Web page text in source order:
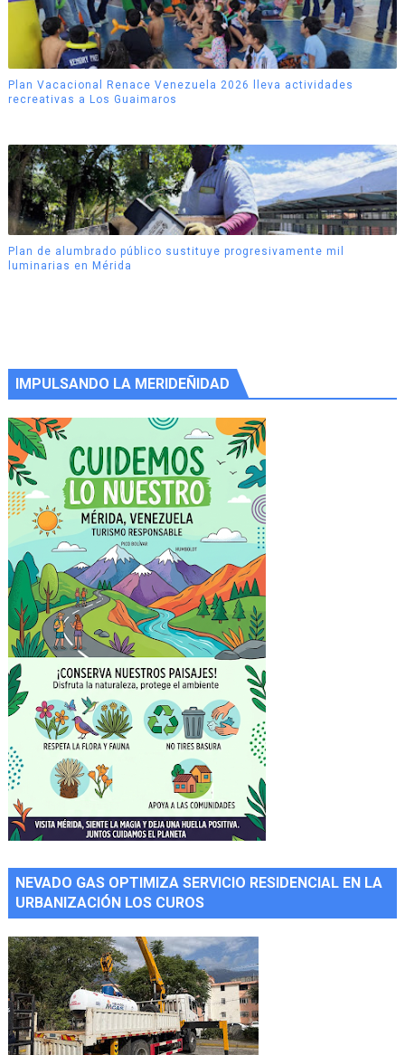
Plan Vacacional Renace Venezuela 2026 lleva actividades
recreativas a Los Guaimaros
Plan de alumbrado público sustituye progresivamente mil
luminarias en Mérida
IMPULSANDO LA MERIDEÑIDAD
NEVADO GAS OPTIMIZA SERVICIO RESIDENCIAL EN LA
URBANIZACIÓN LOS CUROS